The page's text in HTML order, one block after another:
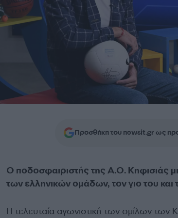
Προσθήκη του newsit.gr ως
Ο ποδοσφαιριστής της Α.Ο. Κηφισιάς
των ελληνικών ομάδων, τον γιο του και
Η τελευταία αγωνιστική των ομίλων